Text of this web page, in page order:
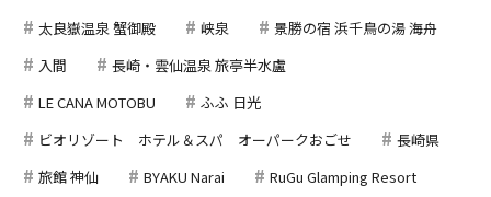
太良嶽温泉 蟹御殿
峡泉
景勝の宿 浜千鳥の湯 海舟
入間
長崎・雲仙温泉 旅亭半水盧
LE CANA MOTOBU
ふふ 日光
ビオリゾート ホテル＆スパ オーパークおごせ
長崎県
旅館 神仙
BYAKU Narai
RuGu Glamping Resort